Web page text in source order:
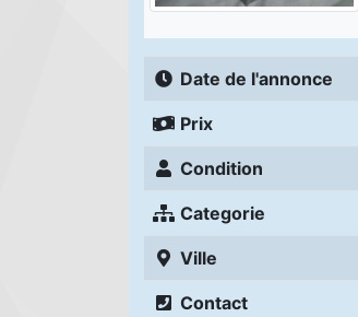
Date de l'annonce
Prix
Condition
Categorie
Ville
Contact